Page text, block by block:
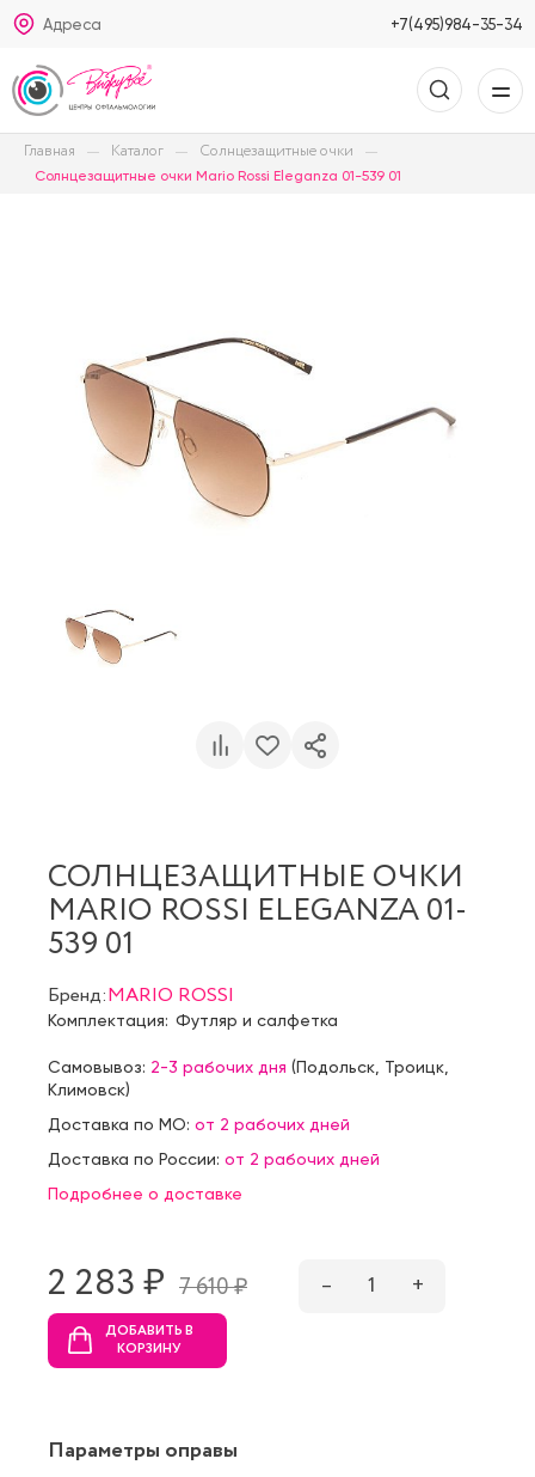
Адреса +7(495)984-35-34
Главная Каталог Солнцезащитные очки
Солнцезащитные очки Mario Rossi Eleganza 01-539 01
СОЛНЦЕЗАЩИТНЫЕ ОЧКИ
MARIO ROSSI ELEGANZA 01-
539 01
Бренд:MARIO ROSSI
Комплектация: Футляр и салфетка
Самовывоз: 2-3 рабочих дня (Подольск Троицк
Климовск)
Доставка по МО: от 2 рабочих дней
Доставка по России: от 2 рабочих дней
Подробнее о доставке
2 283 ₷ 7 610 ₷ – 1 +
ДОБАВИТЬ В
КОРЗИНУ
Параметры оправы